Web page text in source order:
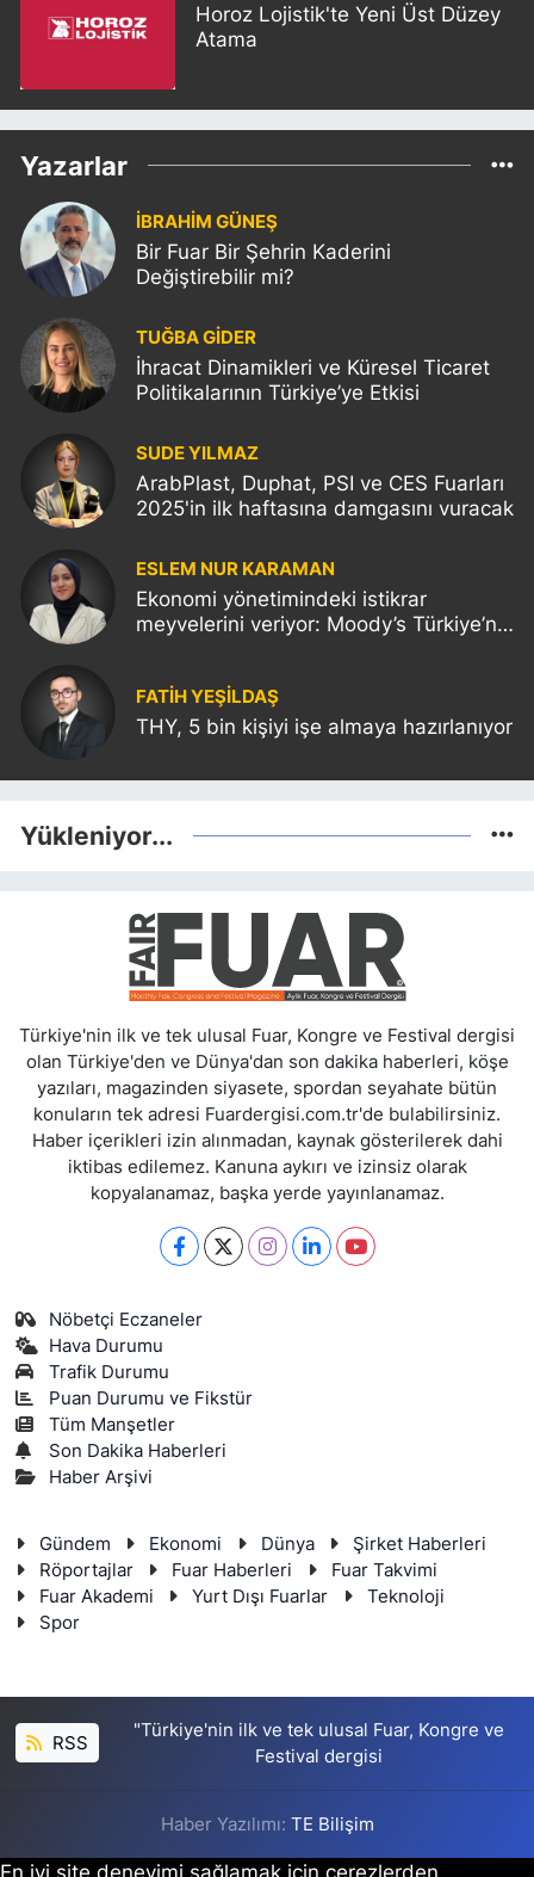
Horoz Lojistik'te Yeni Üst Düzey
Atama
Yazarlar
İBRAHİM GÜNEŞ
Bir Fuar Bir Şehrin Kaderini
Değiştirebilir mi?
TUĞBA GİDER
İhracat Dinamikleri ve Küresel Ticaret
Politikalarının Türkiye’ye Etkisi
SUDE YILMAZ
ArabPlast, Duphat, PSI ve CES Fuarları
2025'in ilk haftasına damgasını vuracak
ESLEM NUR KARAMAN
Ekonomi yönetimindeki istikrar
meyvelerini veriyor: Moody’s Türkiye’nin
FATIH YEŞİLDAŞ
THY, 5 bin kişiyi işe almaya hazırlanıyor
Yükleniyor...
Türkiye'nin ilk ve tek ulusal Fuar, Kongre ve Festival dergisi
olan Türkiye'den ve Dünya'dan son dakika haberleri, köşe
yazıları, magazinden siyasete, spordan seyahate bütün
konuların tek adresi Fuardergisi.com.tr'de bulabilirsiniz.
Haber içerikleri izin alınmadan, kaynak gösterilerek dahi
iktibas edilemez. Kanuna aykırı ve izinsiz olarak
kopyalanamaz, başka yerde yayınlanamaz.
Nöbetçi Eczaneler
Hava Durumu
Trafik Durumu
Puan Durumu ve Fikstür
Tüm Manşetler
Son Dakika Haberleri
Haber Arşivi
Gündem Ekonomi Dünya
Şirket Haberleri
Röportajlar
Fuar Haberleri
Fuar Takvimi
Fuar Akademi
Yurt Dışı Fuarlar
Teknoloji
Spor
RSS
"Türkiye'nin ilk ve tek ulusal Fuar, Kongre ve
Festival dergisi
Haber Yazılımı: TE Bilişim
En iyi site deneyimi sağlamak için çerezlerden